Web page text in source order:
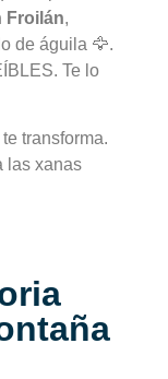
Froilán,
de águila 🦅.
Te lo
transforma.
las xanas